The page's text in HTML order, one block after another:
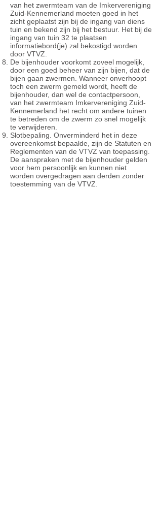
van het zwermteam van de Imkervereniging
Zuid-Kennemerland moeten goed in het
zicht geplaatst zijn bij de ingang van diens
tuin en bekend zijn bij het bestuur. Het bij de
ingang van tuin 32 te plaatsen
informatiebord(je) zal bekostigd worden
door VTVZ.
De bijenhouder voorkomt zoveel mogelijk,
door een goed beheer van zijn bijen, dat de
bijen gaan zwermen. Wanneer onverhoopt
toch een zwerm gemeld wordt, heeft de
bijenhouder, dan wel de contactpersoon,
van het zwermteam Imkervereniging Zuid-
Kennemerland het recht om andere tuinen
te betreden om de zwerm zo snel mogelijk
te verwijderen.
Slotbepaling. Onverminderd het in deze
overeenkomst bepaalde, zijn de Statuten en
Reglementen van de VTVZ van toepassing.
De aanspraken met de bijenhouder gelden
voor hem persoonlijk en kunnen niet
worden overgedragen aan derden zonder
toestemming van de VTVZ.